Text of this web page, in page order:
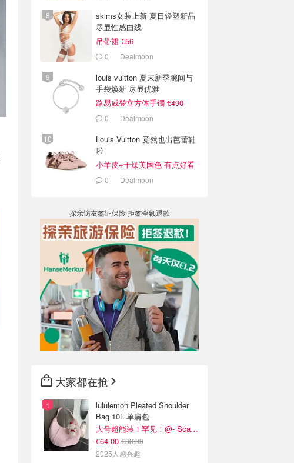
skims女装上新 夏日轻塑新品
尽显性感曲线
吊带裙 €56
0 Dealmoon
louis vuitton 夏末新季腕间与
手袋焕新 尽显优雅
路易威登立方体手镯 €490
0 Dealmoon
Louis Vuitton 竟然也出芭蕾鞋
啦
小羊皮+干燥美国色 有点好看
0 Dealmoon
探亲访友签证保险 拒签全额退款
大家都在抢
lululemon Pleated Shoulder
Bag 10L 单肩包
大号超能装！罕见！@- Scarlett
€64.00 €88.00
2025人感兴趣